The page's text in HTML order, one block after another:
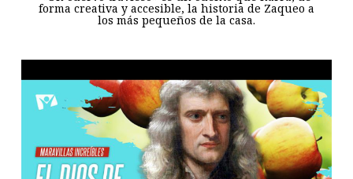
forma creativa y accesible, la historia de Zaqueo a
los más pequeños de la casa.